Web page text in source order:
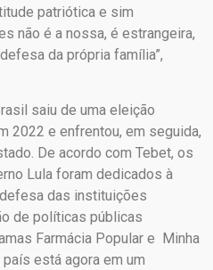
patriótica e sim
não é a nossa, é estrangeira,
da própria família”,
saiu de uma eleição
2022 e enfrentou, em seguida,
De acordo com Tebet, os
Lula foram dedicados à
das instituições
de políticas públicas
Farmácia Popular e Minha
país está agora em um